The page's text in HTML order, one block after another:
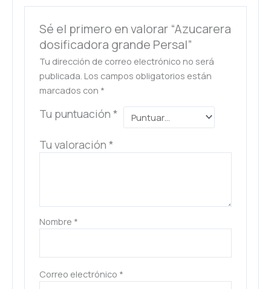
Sé el primero en valorar “Azucarera
dosificadora grande Persal”
Tu dirección de correo electrónico no será
publicada. Los campos obligatorios están
marcados con *
Tu puntuación*
Tu valoración*
Nombre *
Correo electrónico *